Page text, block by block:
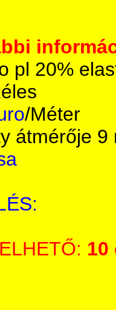
pl 20%
/Méter
átmérője 9
10